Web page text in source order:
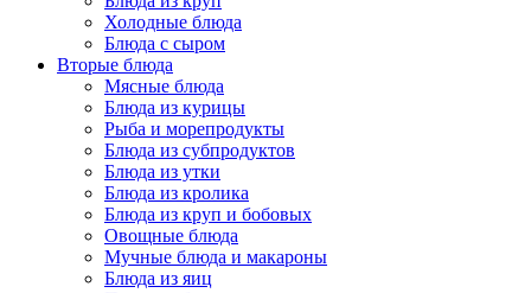
Холодные блюда
Блюда с сыром
Вторые блюда
Мясные блюда
Блюда из курицы
Рыба и морепродукты
Блюда из субпродуктов
Блюда из утки
Блюда из кролика
Блюда из круп и бобовых
Овощные блюда
Мучные блюда и макароны
Блюда из яиц